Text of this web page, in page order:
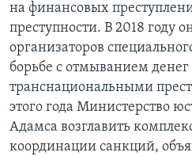
на финансовых
преступности. В 2018 году
организаторов
борьбе с отмыванием денег
транснациональными
этого года Министерство
Адамса возглавить
координации санкций,